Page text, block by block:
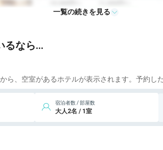
icotto 楽天トラベル
icotto 楽天トラベル
21,750円〜
icotto
21,800円〜
10,250円〜 10,600円〜
一覧の続きを見る
るなら…
ら、空室があるホテルが表示されます。予約し
宿泊者数 / 部屋数
大人2名 / 1室